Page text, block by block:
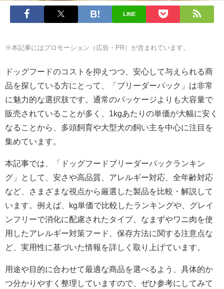
LINE
※本記事にはプロモーション（広告・PR）が含まれています。
ドッグフードのコストを抑えつつ、安心して与えられる商
品を探している方にとって、「ブリーダーパック」は非常
に魅力的な選択肢です。通常のパッケージよりも大容量で
販売されていることが多く、1kgあたりの単価が大幅に安く
なることから、多頭飼育や大型犬の飼い主を中心に注目を
集めています。
本記事では、「ドッグフードブリーダーパックランキン
グ」として、安さや高品質、アレルギー対応、全年齢対応
など、さまざまな視点から厳選した製品を比較・解説して
います。例えば、kg単価で比較したランキングや、グレイ
ンフリーで消化に配慮されたタイプ、なまずやワニ肉を使
用したアレルギー対策フード、保存方法に関する注意点な
ど、実用性に基づいた情報を詳しく取り上げています。
用途や目的に合わせて最適な商品を選べるよう、具体的か
つ分かりやすく整理していますので、ぜひ参考にしてみて